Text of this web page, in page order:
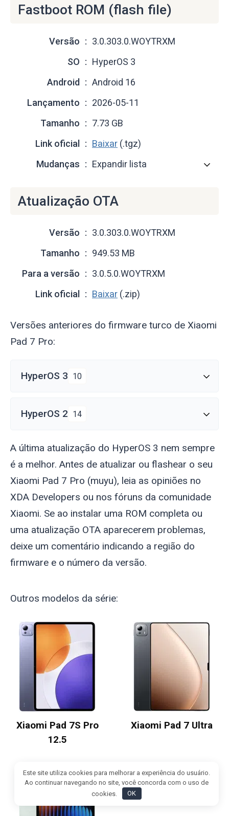
Fastboot ROM (flash file)
Versão
3.0.303.0.WOYTRXM
SO
HyperOS 3
Android
Android 16
Lançamento
2026-05-11
Tamanho
7.73 GB
Link oficial
Baixar (.tgz)
Mudanças
Expandir lista
Atualização OTA
Versão
3.0.303.0.WOYTRXM
Tamanho
949.53 MB
Para a versão
3.0.5.0.WOYTRXM
Link oficial
Baixar (.zip)
Versões anteriores do firmware turco de Xiaomi
Pad 7 Pro:
HyperOS 3 10
HyperOS 2 14
A última atualização do HyperOS 3 nem sempre
é a melhor. Antes de atualizar ou flashear o seu
Xiaomi Pad 7 Pro (muyu), leia as opiniões no
XDA Developers ou nos fóruns da comunidade
Xiaomi. Se ao instalar uma ROM completa ou
uma atualização OTA aparecerem problemas,
deixe um comentário indicando a região do
firmware e o número da versão.
Outros modelos da série:
Xiaomi Pad 7S Pro
12.5
Xiaomi Pad 7 Ultra
Este site utiliza cookies para melhorar a experiência do usuário.
Ao continuar navegando no site, você concorda com o uso de
cookies.
OK